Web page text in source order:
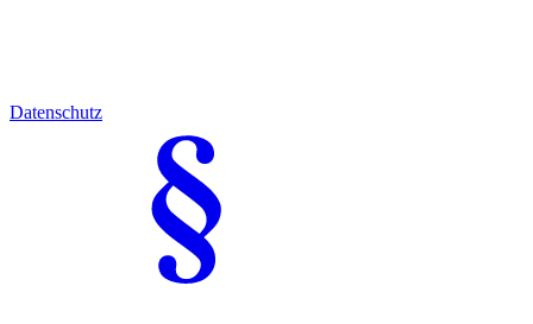
Datenschutz